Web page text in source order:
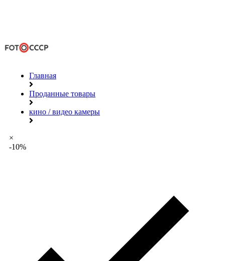
Главная
Проданные товары
кино / видео камеры
×
-10%